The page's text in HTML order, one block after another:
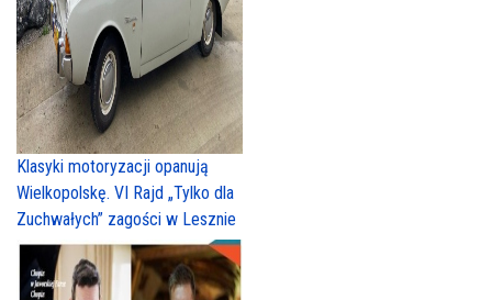
Klasyki motoryzacji opanują
Wielkopolskę. VI Rajd „Tylko dla
Zuchwałych” zagości w Lesznie